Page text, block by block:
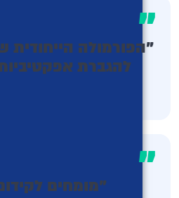
"
"הפורמולה הייחודית
להגברת
" "מומחים